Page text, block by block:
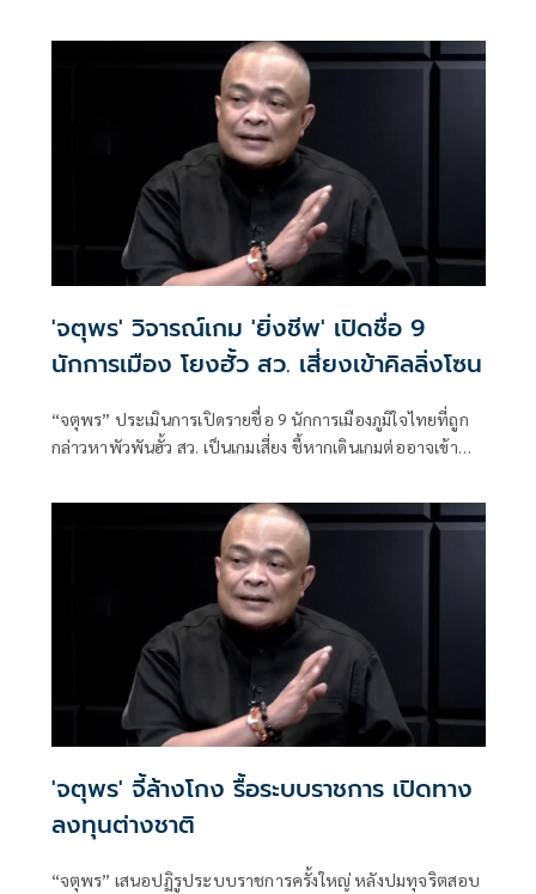
'จตุพร' วิจารณ์เกม 'ยิ่งชีพ' เปิดชื่อ 9
นักการเมือง โยงฮั้ว สว. เสี่ยงเข้าคิลลิ่งโซน
“จตุพร” ประเมินการเปิดรายชื่อ 9 นักการเมืองภูมิใจไทยที่ถูก
กล่าวหาพัวพันฮั้ว สว. เป็นเกมเสี่ยง ชี้หากเดินเกมต่ออาจเข้า
'จตุพร' จี้ล้างโกง รื้อระบบราชการ เปิดทาง
ลงทุนต่างชาติ
“จตุพร” เสนอปฏิรูประบบราชการครั้งใหญ่ หลังปมทุจริตสอบ